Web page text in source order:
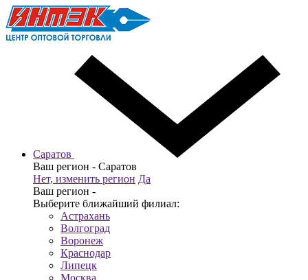
Саратов
Ваш регион - Саратов
Нет, изменить регион Да
Ваш регион -
Выберите ближайший филиал:
Астрахань
Волгоград
Воронеж
Краснодар
Липецк
Москва